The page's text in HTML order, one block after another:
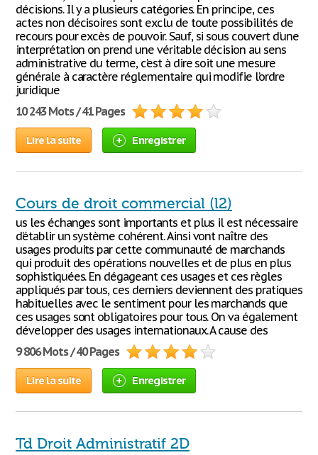
décisions. Il y a plusieurs catégories. En principe, ces
actes non décisoires sont exclu de toute possibilités de
recours pour excès de pouvoir. Sauf, si sous couvert d’une
interprétation on prend une véritable décision au sens
administrative du terme, c’est à dire soit une mesure
générale à caractère réglementaire qui modifie l’ordre
juridique
10 243 Mots / 41 Pages
Lire la suite Enregistrer
Cours de droit commercial (l2)
us les échanges sont importants et plus il est nécessaire
d’établir un système cohérent. Ainsi vont naître des
usages produits par cette communauté de marchands
qui produit des opérations nouvelles et de plus en plus
sophistiquées. En dégageant ces usages et ces règles
appliqués par tous, ces derniers deviennent des pratiques
habituelles avec le sentiment pour les marchands que
ces usages sont obligatoires pour tous. On va également
développer des usages internationaux. A cause des
9 806 Mots / 40 Pages
Lire la suite Enregistrer
Td Droit Administratif 2D